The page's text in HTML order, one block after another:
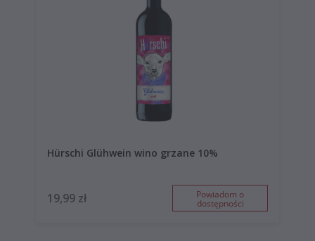
Hürschi Glühwein wino grzane 10%
19,99 zł Powiadom o
dostępności